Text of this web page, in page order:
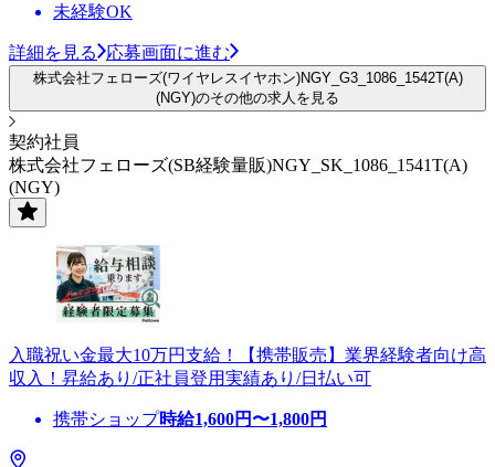
未経験OK
詳細を見る 応募画面に進む
株式会社フェローズ(ワイヤレスイヤホン)NGY_G3_1086_1542T(A)
(NGY)のその他の求人を見る
契約社員
株式会社フェローズ(SB経験量販)NGY_SK_1086_1541T(A)
(NGY)
入職祝い金最大10万円支給！【携帯販売】業界経験者向け高
収入！昇給あり/正社員登用実績あり/日払い可
携帯ショップ時給1,600円〜1,800円